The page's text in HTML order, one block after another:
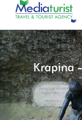
Krapina